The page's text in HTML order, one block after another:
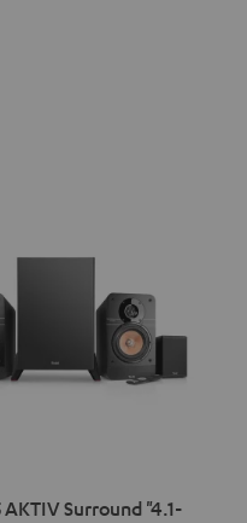
AKTIV Surround "4.1-